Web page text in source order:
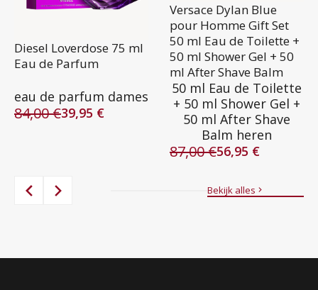
Diesel Loverdose 75 ml
Eau de Parfum
eau de parfum dames
84,00€
Oorspronkelijke
39,95 €
Huidige
Versace Dylan Blue
pour Homme Gift Set
50 ml Eau de Toilette +
50 ml Shower Gel + 50
ml After Shave Balm
50 ml Eau de Toilette
+ 50 ml Shower Gel +
50 ml After Shave
Balm heren
87,00€
Oorspronkelijke
56,95 €
Huidige
Bekijk alles